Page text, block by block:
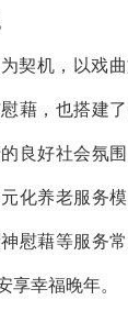
契机，以戏
藉，也搭建
良好社会氛
化养老服务
慰藉等服务
享幸福晚年。